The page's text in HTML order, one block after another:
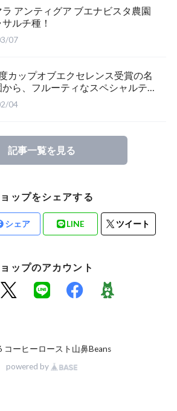
ラ アンティグア ブエナビスタ農園
ルチ種！
07
カップオブエクセレンス受賞の名
から、フルーティなスペシャルティ
04
記事一覧を見る
ップをシェアする
シェア LINE ツイート
ップのアカウント
コーヒーロースト山鼻Beans
powered by